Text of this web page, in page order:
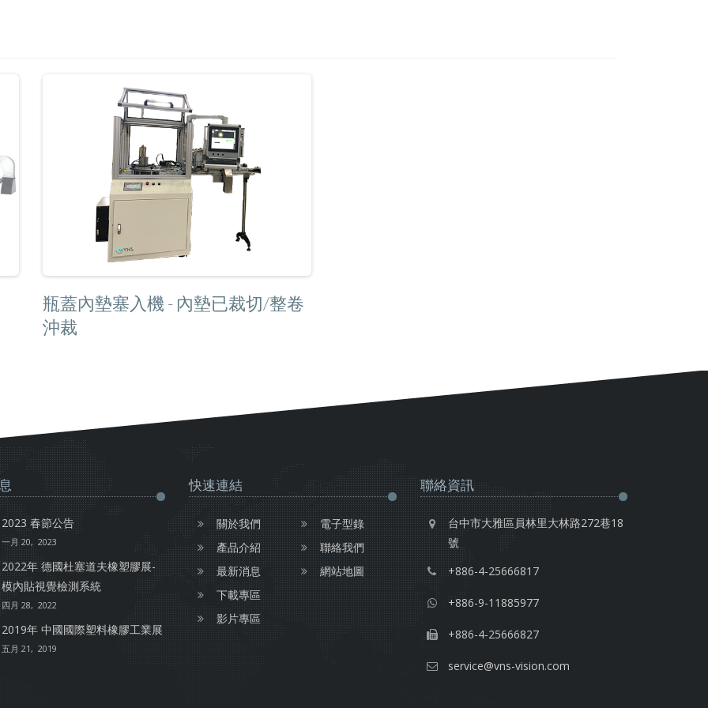
瓶蓋內墊塞入機 - 內墊已裁切/整卷
沖裁
2023 春節公告
一月 20, 2023
2022年 德國杜塞道夫橡塑膠展-
模內貼視覺檢測系統
四月 28, 2022
2019年 中國國際塑料橡膠工業展
五月 21, 2019
快速連結
關於我們
產品介紹
最新消息
下載專區
影片專區
電子型錄
聯絡我們
網站地圖
聯絡資訊
台中市大雅區員林里大林路272巷18
號
+886-4-25666817
+886-9-11885977
+886-4-25666827
service@vns-vision.com